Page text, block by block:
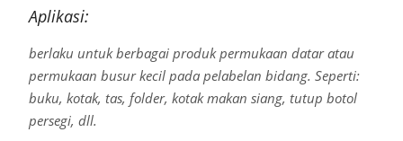
Aplikasi:
berlaku untuk berbagai produk permukaan datar atau
permukaan busur kecil pada pelabelan bidang. Seperti:
buku, kotak, tas, folder, kotak makan siang, tutup botol
persegi, dll.